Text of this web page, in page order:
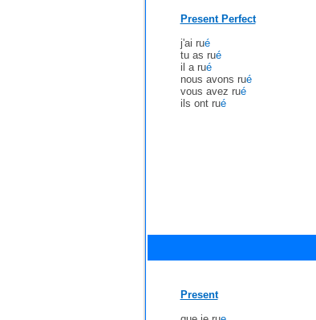
Present Perfect
j'ai rué
tu as rué
il a rué
nous avons rué
vous avez rué
ils ont rué
Present